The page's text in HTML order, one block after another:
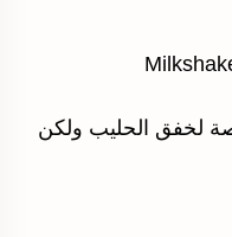
لخفق الحليب ولكن